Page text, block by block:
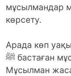
мұсылмандар
көрсету.
Арада көп
ﷺ бастаған мұсылман әскері шығады.
Мұсылман